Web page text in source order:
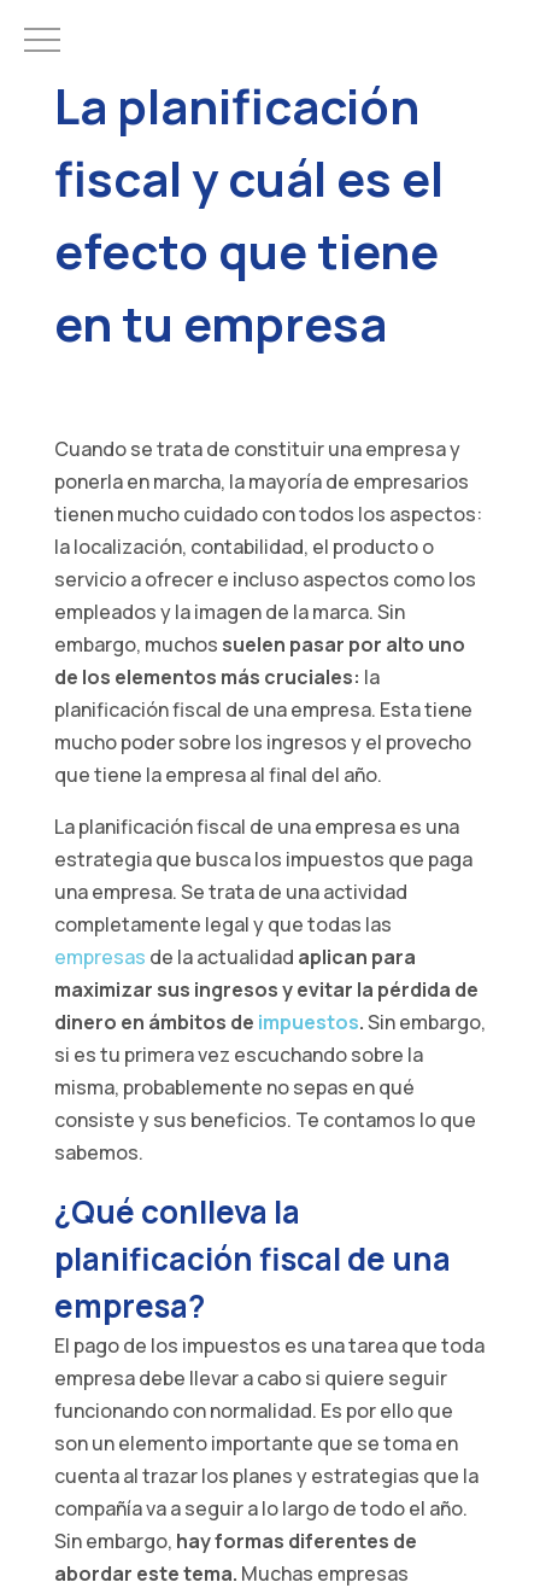
La planificación
fiscal y cuál es el
efecto que tiene
en tu empresa
Cuando se trata de constituir una empresa y
ponerla en marcha, la mayoría de empresarios
tienen mucho cuidado con todos los aspectos:
la localización, contabilidad, el producto o
servicio a ofrecer e incluso aspectos como los
empleados y la imagen de la marca. Sin
embargo, muchos suelen pasar por alto uno
de los elementos más cruciales: la
planificación fiscal de una empresa. Esta tiene
mucho poder sobre los ingresos y el provecho
que tiene la empresa al final del año.
La planificación fiscal de una empresa es una
estrategia que busca los impuestos que paga
una empresa. Se trata de una actividad
completamente legal y que todas las
empresas de la actualidad aplican para
maximizar sus ingresos y evitar la pérdida de
dinero en ámbitos de impuestos.Sin embargo,
si es tu primera vez escuchando sobre la
misma, probablemente no sepas en qué
consiste y sus beneficios. Te contamos lo que
sabemos.
¿Qué conlleva la
planificación fiscal de una
empresa?
El pago de los impuestos es una tarea que toda
empresa debe llevar a cabo si quiere seguir
funcionando con normalidad. Es por ello que
son un elemento importante que se toma en
cuenta al trazar los planes y estrategias que la
compañía va a seguir a lo largo de todo el año.
Sin embargo, hay formas diferentes de
abordar este tema. Muchas empresas